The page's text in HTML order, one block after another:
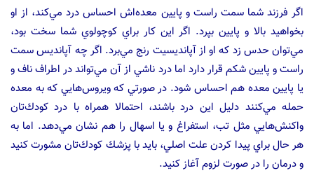
اگر فرزند شما سمت راست و پايين معده‌اش احساس درد مي‌كند، از او
بخواهيد بالا و پايين بپرد. اگر اين كار براي كوچولوي شما سخت بود،
مي‌توان حدس زد كه او از آپانديسيت رنج مي‌برد. اگر چه آپانديس سمت
راست و پايين شكم قرار دارد اما درد ناشي از آن مي‌تواند در اطراف ناف و
يا پايين معده هم احساس شود. در صورتي كه ويروس‌هايي كه به معده
حمله مي‌كنند دليل اين درد باشند، احتمالا همراه با درد كودك‌تان
واكنش‌هايي مثل تب، استفراغ و يا اسهال را هم نشان مي‌دهد. اما به
هر حال براي پيدا كردن علت اصلي، بايد با پزشك كودك‌تان مشورت كنيد
و درمان را در صورت لزوم آغاز كنيد.